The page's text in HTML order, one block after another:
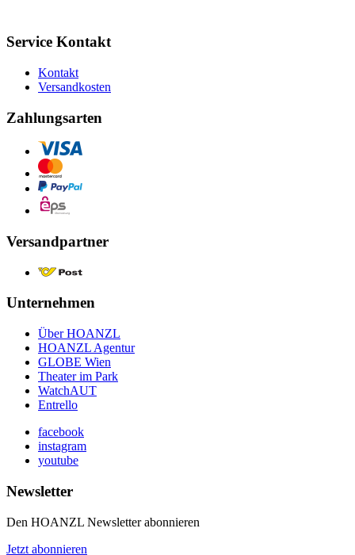
Service Kontakt
Kontakt
Versandkosten
Zahlungsarten
Versandpartner
Unternehmen
Über HOANZL
HOANZL Agentur
GLOBE Wien
Theater im Park
WatchAUT
Entrello
facebook
instagram
youtube
Newsletter
Den HOANZL Newsletter abonnieren
Jetzt abonnieren